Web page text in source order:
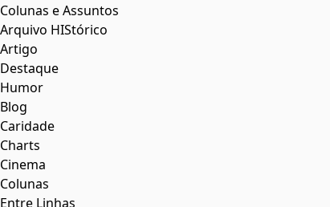
Colunas e Assuntos
Arquivo HIStórico
Artigo
Destaque
Humor
Blog
Caridade
Charts
Cinema
Colunas
Entre Linhas